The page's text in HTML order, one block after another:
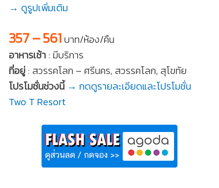
→ ดูรูปเพิ่มเติม
357 – 561บาท/ห้อง/คืน
อาหารเช้า: มีบริการ
ที่อยู่: สวรรคโลก – ศรีนคร, สวรรคโลก, สุโขทัย
โปรโมชั่นช่วงนี้ → กดดูรายละเอียดและโปรโมชั่น
Two T Resort